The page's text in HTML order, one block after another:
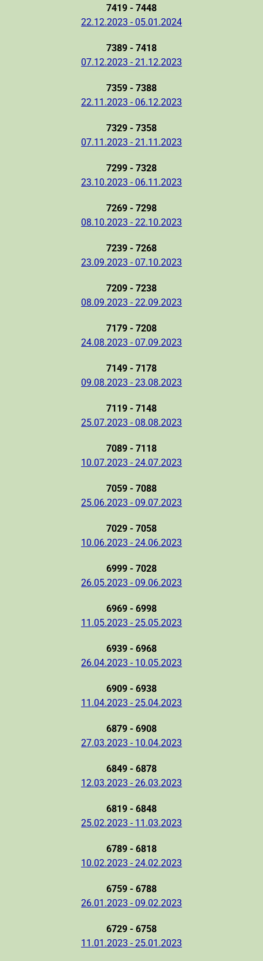
7419 - 7448
22.12.2023 - 05.01.2024
7389 - 7418
07.12.2023 - 21.12.2023
7359 - 7388
22.11.2023 - 06.12.2023
7329 - 7358
07.11.2023 - 21.11.2023
7299 - 7328
23.10.2023 - 06.11.2023
7269 - 7298
08.10.2023 - 22.10.2023
7239 - 7268
23.09.2023 - 07.10.2023
7209 - 7238
08.09.2023 - 22.09.2023
7179 - 7208
24.08.2023 - 07.09.2023
7149 - 7178
09.08.2023 - 23.08.2023
7119 - 7148
25.07.2023 - 08.08.2023
7089 - 7118
10.07.2023 - 24.07.2023
7059 - 7088
25.06.2023 - 09.07.2023
7029 - 7058
10.06.2023 - 24.06.2023
6999 - 7028
26.05.2023 - 09.06.2023
6969 - 6998
11.05.2023 - 25.05.2023
6939 - 6968
26.04.2023 - 10.05.2023
6909 - 6938
11.04.2023 - 25.04.2023
6879 - 6908
27.03.2023 - 10.04.2023
6849 - 6878
12.03.2023 - 26.03.2023
6819 - 6848
25.02.2023 - 11.03.2023
6789 - 6818
10.02.2023 - 24.02.2023
6759 - 6788
26.01.2023 - 09.02.2023
6729 - 6758
11.01.2023 - 25.01.2023